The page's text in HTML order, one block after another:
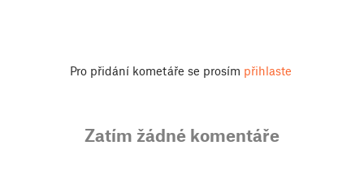
Pro přidání kometáře se prosím přihlaste
Zatím žádné komentáře